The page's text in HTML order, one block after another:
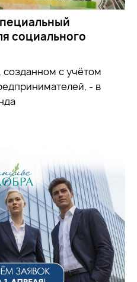
социального
созданном с учётом
- в